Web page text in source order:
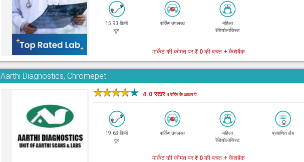
15.93 किमी
दूर
पार्किंग उपलब्ध
महिला
रेडियोलाजिस्ट
मार्केट की कीमत पर₹ 0 की बचत + कैशबैक
Aarthi Diagnostics, Chromepet
★★★★★ 4.0 स्टार4 रेटिंग के आधार पे
19.63 किमी
दूर
पार्किंग उपलब्ध
महिला
रेडियोलाजिस्ट
प्रमाणित लैब
मार्केट की कीमत पर₹ 0 की बचत + कैशबैक